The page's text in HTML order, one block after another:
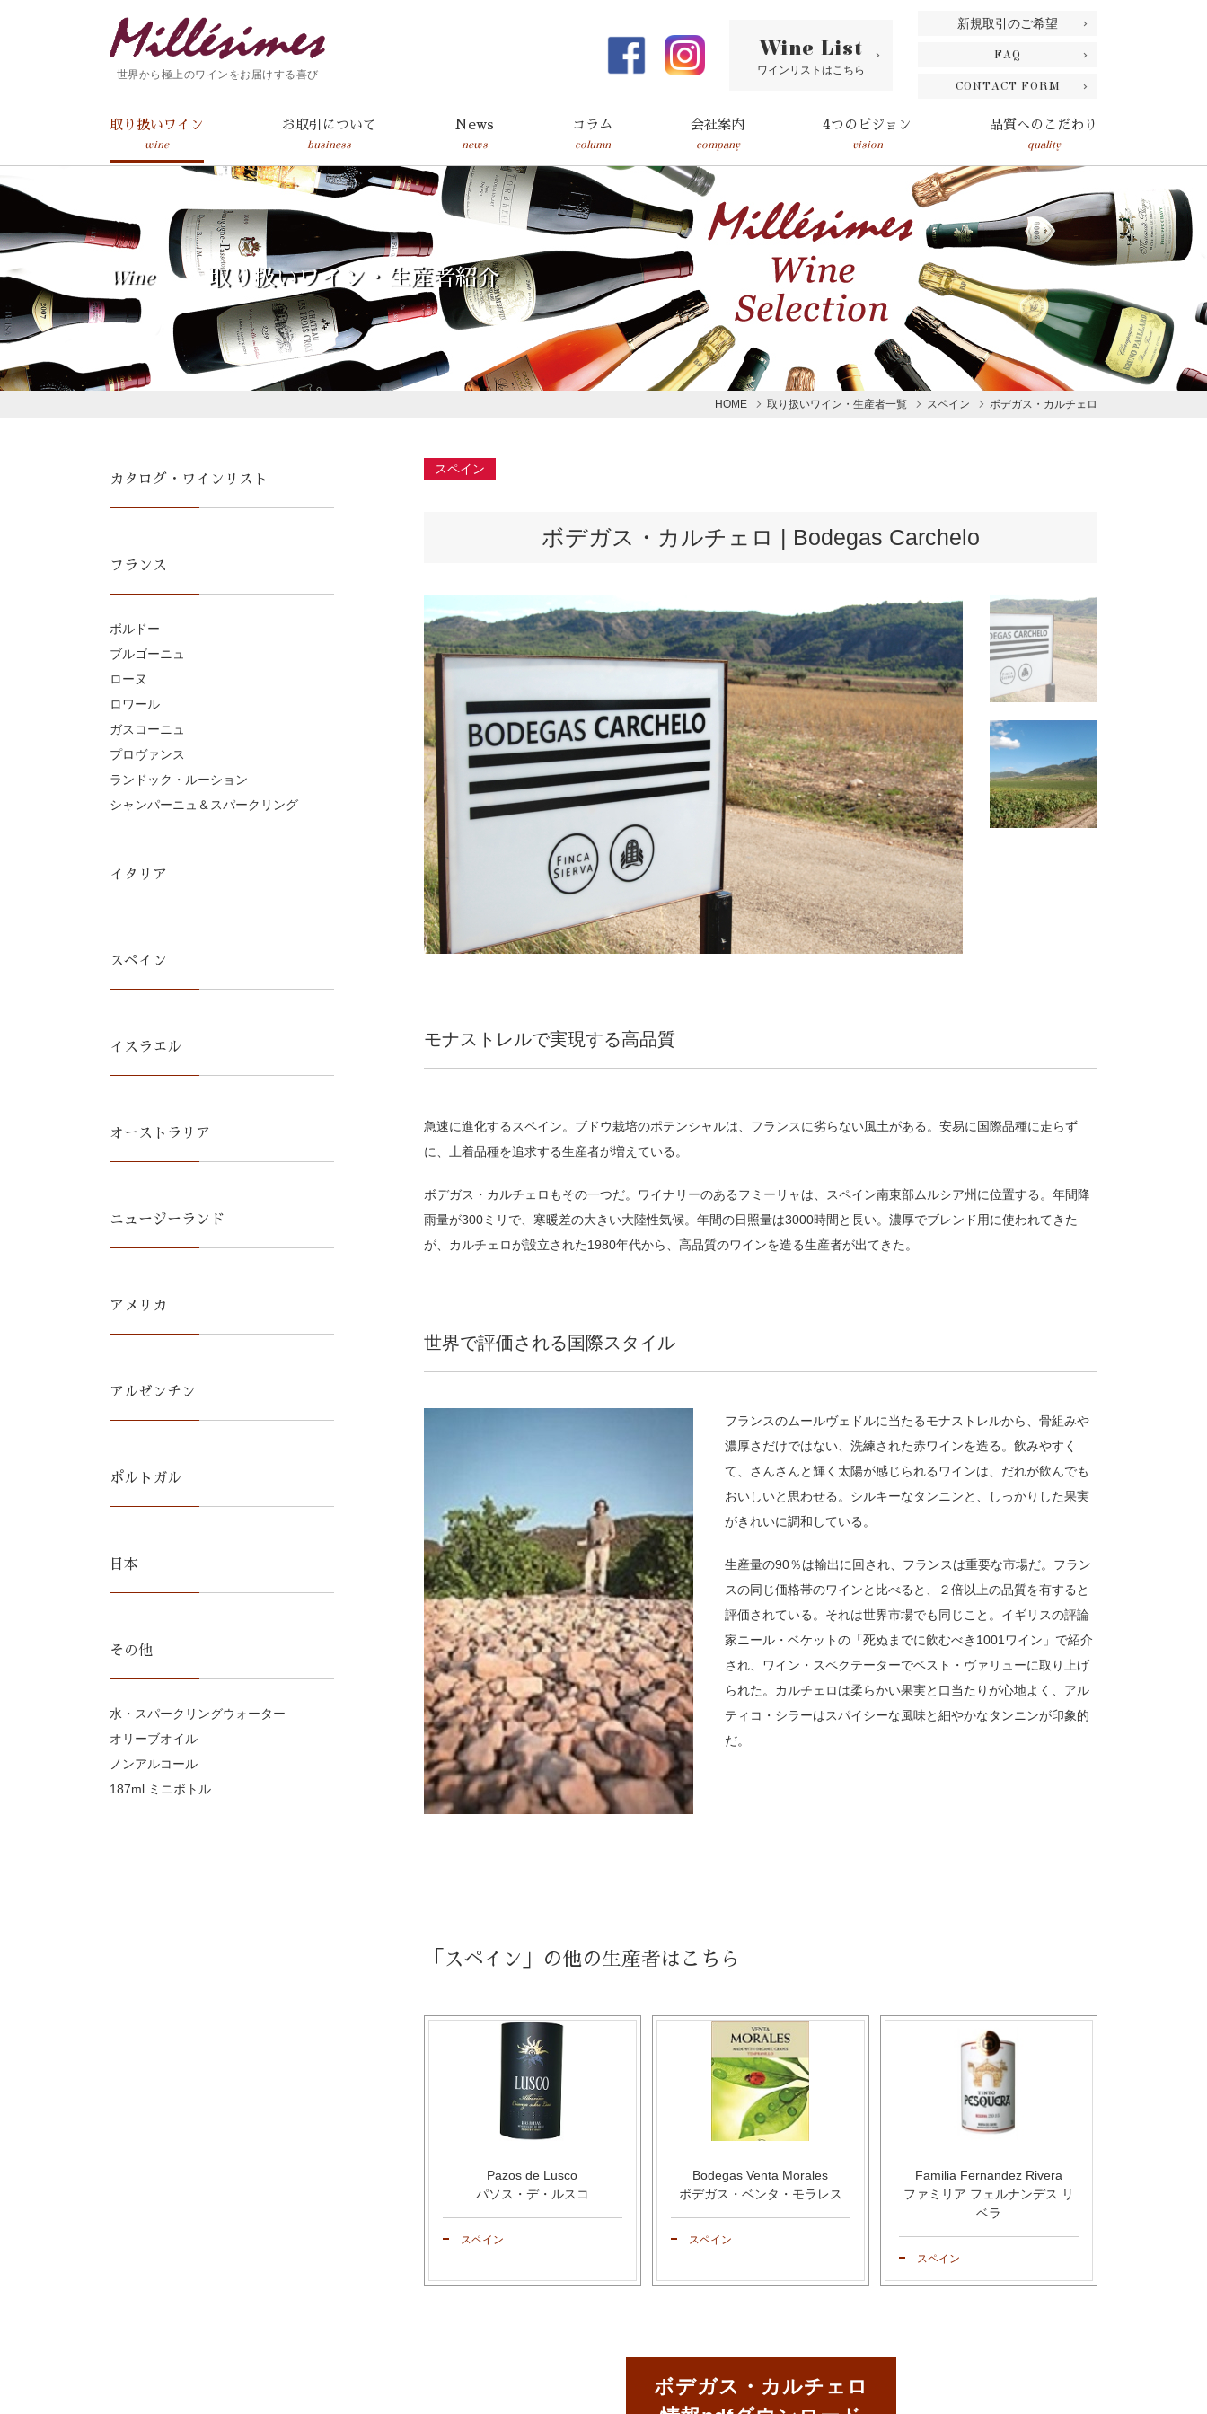
世界から極上のワインをお届けする喜び
Wine List
ワインリストはこちら
新規取引のご希望
FAQ
CONTACT FORM
取り扱いワイン
wine
お取引について
business
News
news
コラム
column
会社案内
company
4つのビジョン
vision
品質へのこだわり
quality
Wine 取り扱いワイン・生産者紹介
HOME 取り扱いワイン・生産者一覧 スペイン ボデガス・カルチェロ
スペイン
ボデガス・カルチェロ | Bodegas Carchelo
モナストレルで実現する高品質
急速に進化するスペイン。ブドウ栽培のポテンシャルは、フランスに劣らない風土がある。安易に国際品種に走らず
に、土着品種を追求する生産者が増えている。
ボデガス・カルチェロもその一つだ。ワイナリーのあるフミーリャは、スペイン南東部ムルシア州に位置する。年間降
雨量が300ミリで、寒暖差の大きい大陸性気候。年間の日照量は3000時間と長い。濃厚でブレンド用に使われてきた
が、カルチェロが設立された1980年代から、高品質のワインを造る生産者が出てきた。
世界で評価される国際スタイル
フランスのムールヴェドルに当たるモナストレルから、骨組みや
濃厚さだけではない、洗練された赤ワインを造る。飲みやすく
て、さんさんと輝く太陽が感じられるワインは、だれが飲んでも
おいしいと思わせる。シルキーなタンニンと、しっかりした果実
がきれいに調和している。
生産量の90％は輸出に回され、フランスは重要な市場だ。フラン
スの同じ価格帯のワインと比べると、２倍以上の品質を有すると
評価されている。それは世界市場でも同じこと。イギリスの評論
家ニール・ベケットの「死ぬまでに飲むべき1001ワイン」で紹介
され、ワイン・スペクテーターでベスト・ヴァリューに取り上げ
られた。カルチェロは柔らかい果実と口当たりが心地よく、アル
ティコ・シラーはスパイシーな風味と細やかなタンニンが印象的
だ。
「スペイン」の他の生産者はこちら
Pazos de Lusco
パソス・デ・ルスコ
スペイン
Bodegas Venta Morales
ボデガス・ベンタ・モラレス
スペイン
Familia Fernandez Rivera
ファミリア フェルナンデス リ
ベラ
スペイン
ボデガス・カルチェロ
カタログ・ワインリスト
フランス
ボルドー
ブルゴーニュ
ローヌ
ロワール
ガスコーニュ
プロヴァンス
ランドック・ルーション
シャンパーニュ＆スパークリング
イタリア
スペイン
イスラエル
オーストラリア
ニュージーランド
アメリカ
アルゼンチン
ポルトガル
日本
その他
水・スパークリングウォーター
オリーブオイル
ノンアルコール
187ml ミニボトル